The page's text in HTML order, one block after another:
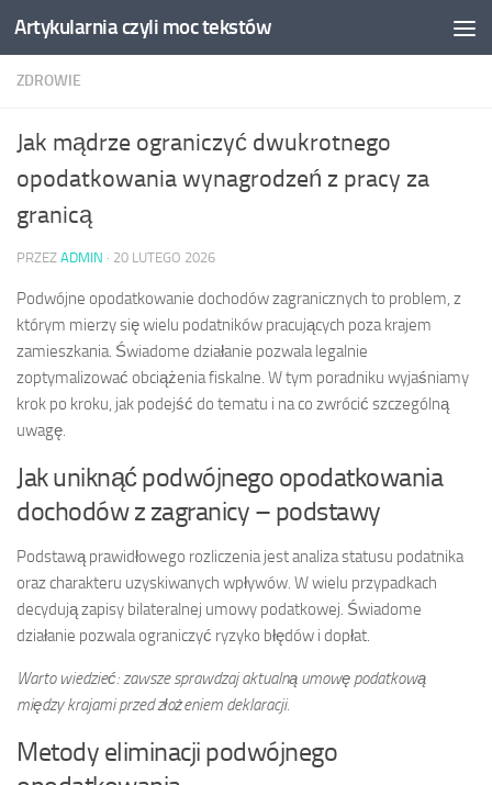
Skip to content
Artykularnia czyli moc tekstów
ZDROWIE
Jak mądrze ograniczyć dwukrotnego
opodatkowania wynagrodzeń z pracy za
granicą
PRZEZ ADMIN · 20 LUTEGO 2026
Podwójne opodatkowanie dochodów zagranicznych to problem, z
którym mierzy się wielu podatników pracujących poza krajem
zamieszkania. Świadome działanie pozwala legalnie
zoptymalizować obciążenia fiskalne. W tym poradniku wyjaśniamy
krok po kroku, jak podejść do tematu i na co zwrócić szczególną
uwagę.
Jak uniknąć podwójnego opodatkowania
dochodów z zagranicy – podstawy
Podstawą prawidłowego rozliczenia jest analiza statusu podatnika
oraz charakteru uzyskiwanych wpływów. W wielu przypadkach
decydują zapisy bilateralnej umowy podatkowej. Świadome
działanie pozwala ograniczyć ryzyko błędów i dopłat.
Warto wiedzieć: zawsze sprawdzaj aktualną umowę podatkową
między krajami przed złożeniem deklaracji.
Metody eliminacji podwójnego